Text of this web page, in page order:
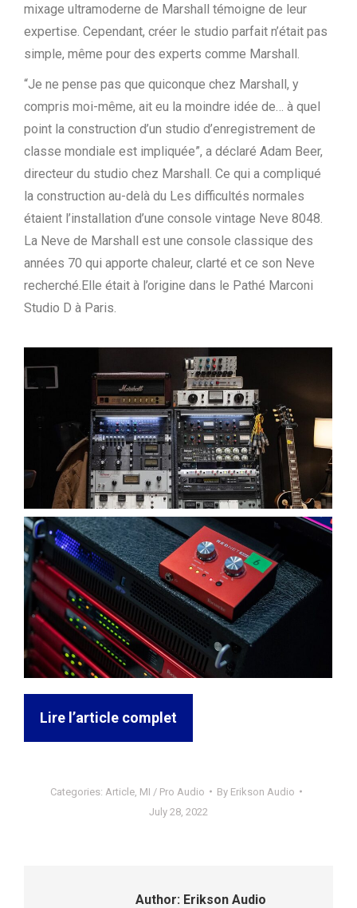
mixage ultramoderne de Marshall témoigne de leur
expertise. Cependant, créer le studio parfait n’était pas
simple, même pour des experts comme Marshall.
“Je ne pense pas que quiconque chez Marshall, y
compris moi-même, ait eu la moindre idée de… à quel
point la construction d’un studio d’enregistrement de
classe mondiale est impliquée”, a déclaré Adam Beer,
directeur du studio chez Marshall. Ce qui a compliqué
la construction au-delà du Les difficultés normales
étaient l’installation d’une console vintage Neve 8048.
La Neve de Marshall est une console classique des
années 70 qui apporte chaleur, clarté et ce son Neve
recherché.Elle était à l’origine dans le Pathé Marconi
Studio D à Paris.
Lire l’article complet
Categories: Article MI / Pro Audio By Erikson Audio
July 28, 2022
Author: Erikson Audio